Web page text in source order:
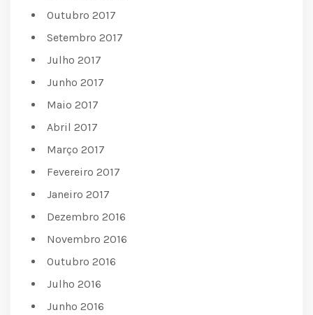
Outubro 2017
Setembro 2017
Julho 2017
Junho 2017
Maio 2017
Abril 2017
Março 2017
Fevereiro 2017
Janeiro 2017
Dezembro 2016
Novembro 2016
Outubro 2016
Julho 2016
Junho 2016